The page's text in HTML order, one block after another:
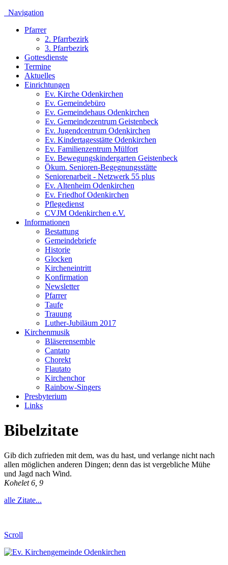
Navigation
Pfarrer
2. Pfarrbezirk
3. Pfarrbezirk
Gottesdienste
Termine
Aktuelles
Einrichtungen
Ev. Kirche Odenkirchen
Ev. Gemeindebüro
Ev. Gemeindehaus Odenkirchen
Ev. Gemeindezentrum Geistenbeck
Ev. Jugendcentrum Odenkirchen
Ev. Kindertagesstätte Odenkirchen
Ev. Familienzentrum Mülfort
Ev. Bewegungskindergarten Geistenbeck
Ökum. Senioren-Begegnungsstätte
Seniorenarbeit - Netzwerk 55 plus
Ev. Altenheim Odenkirchen
Ev. Friedhof Odenkirchen
Pflegedienst
CVJM Odenkirchen e.V.
Informationen
Bestattung
Gemeindebriefe
Historie
Glocken
Kircheneintritt
Konfirmation
Newsletter
Pfarrer
Taufe
Trauung
Luther-Jubiläum 2017
Kirchenmusik
Bläserensemble
Cantato
Chorekt
Flautato
Kirchenchor
Rainbow-Singers
Presbyterium
Links
Bibelzitate
Gib dich zufrieden mit dem, was du hast, und verlange nicht nach
allen möglichen anderen Dingen; denn das ist vergebliche Mühe
und Jagd nach Wind.
Kohelet 6, 9
alle Zitate...
Scroll